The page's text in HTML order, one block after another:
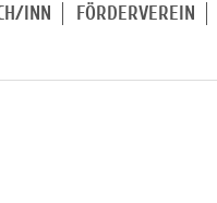
INN FÖRDERVEREIN